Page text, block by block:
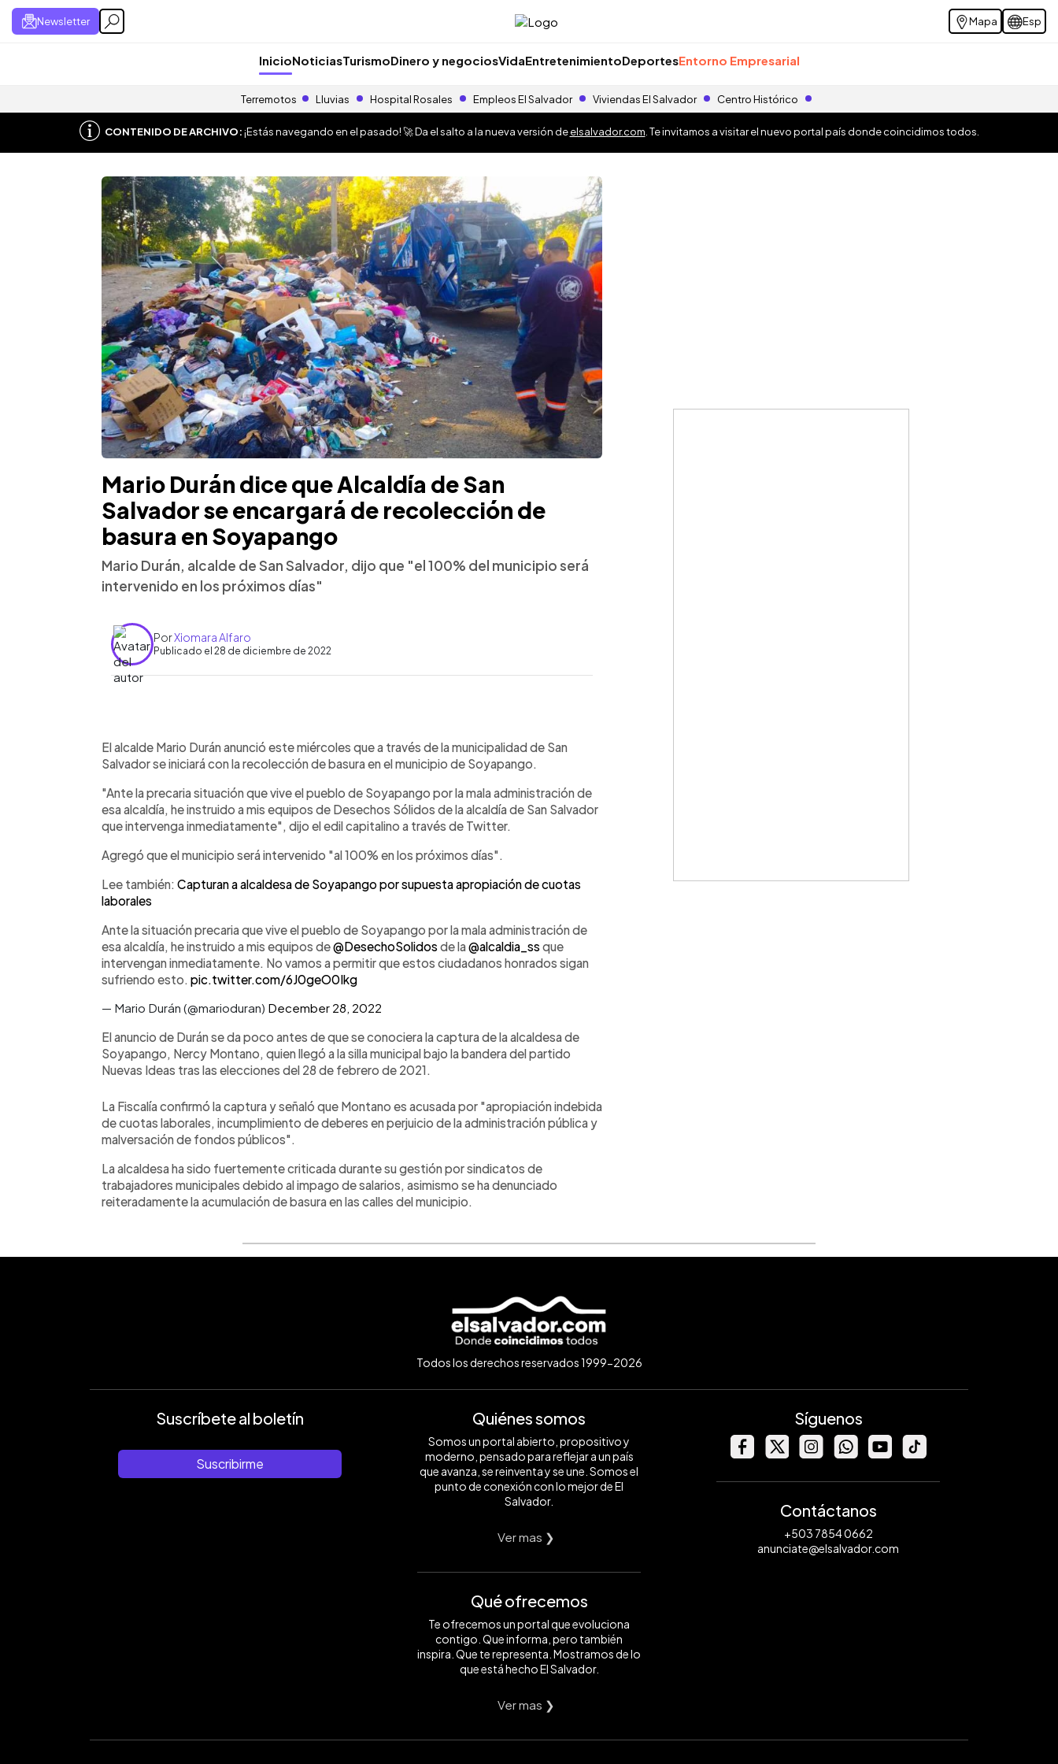
Newsletter Mapa Esp
InicioNoticiasTurismoDinero y negociosVidaEntretenimientoDeportesEntorno Empresarial
Terremotos Lluvias Hospital Rosales Empleos El Salvador Viviendas El Salvador Centro Histórico
CONTENIDO DE ARCHIVO:¡Estás navegando en el pasado! 🚀 Da el salto a la nueva versión deelsalvador.com . Te invitamos a visitar el nuevo portal país donde coincidimos todos.
Mario Durán dice que Alcaldía de San
Salvador se encargará de recolección de
basura en Soyapango
Mario Durán, alcalde de San Salvador, dijo que "el 100% del municipio será
intervenido en los próximos días"
PorXiomara Alfaro
Publicado el 28 de diciembre de 2022
► Escuchar artículo
El alcalde Mario Durán anunció este miércoles que a través de la municipalidad de San
Salvador se iniciará con la recolección de basura en el municipio de Soyapango.
"Ante la precaria situación que vive el pueblo de Soyapango por la mala administración de
esa alcaldía, he instruido a mis equipos de Desechos Sólidos de la alcaldía de San Salvador
que intervenga inmediatamente", dijo el edil capitalino a través de Twitter.
Agregó que el municipio será intervenido "al 100% en los próximos días".
Lee también: Capturan a alcaldesa de Soyapango por supuesta apropiación de cuotas
laborales
Ante la situación precaria que vive el pueblo de Soyapango por la mala administración de
esa alcaldía, he instruido a mis equipos de@DesechoSolidosde la@alcaldia_ssque
intervengan inmediatamente. No vamos a permitir que estos ciudadanos honrados sigan
sufriendo esto. pic.twitter.com/6J0geO0Ikg
— Mario Durán (@marioduran) December 28, 2022
El anuncio de Durán se da poco antes de que se conociera la captura de la alcaldesa de
Soyapango, Nercy Montano, quien llegó a la silla municipal bajo la bandera del partido
Nuevas Ideas tras las elecciones del 28 de febrero de 2021.
La Fiscalía confirmó la captura y señaló que Montano es acusada por "apropiación indebida
de cuotas laborales, incumplimiento de deberes en perjuicio de la administración pública y
malversación de fondos públicos".
La alcaldesa ha sido fuertemente criticada durante su gestión por sindicatos de
trabajadores municipales debido al impago de salarios, asimismo se ha denunciado
reiteradamente la acumulación de basura en las calles del municipio.
Todos los derechos reservados 1999-2026
Suscríbete al boletín
Suscribirme
Quiénes somos
Somos un portal abierto, propositivo y
moderno, pensado para reflejar a un país
que avanza, se reinventa y se une. Somos el
punto de conexión con lo mejor de El
Salvador.
Ver mas ❯
Qué ofrecemos
Te ofrecemos un portal que evoluciona
contigo. Que informa, pero también
inspira. Que te representa. Mostramos de lo
que está hecho El Salvador.
Ver mas ❯
Síguenos
Contáctanos
+503 7854 0662
anunciate@elsalvador.com